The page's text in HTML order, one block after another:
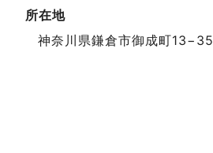
スポットデータ
所在地
神奈川県鎌倉市御成町13−35